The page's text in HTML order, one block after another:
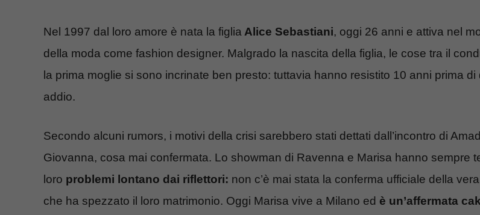
Nel 1997 dal loro amore è nata la figliaAlice Sebastiani, oggi 26 anni e attiva nel
della moda come fashion designer. Malgrado la nascita della figlia, le cose tra il
la prima moglie si sono incrinate ben presto: tuttavia hanno resistito 10 anni prima di
addio.
Secondo alcuni rumors, i motivi della crisi sarebbero stati dettati dall’incontro di
Giovanna, cosa mai confermata. Lo showman di Ravenna e Marisa hanno sempre
loro problemi lontano dai riflettori: non c’è mai stata la conferma ufficiale della
che ha spezzato il loro matrimonio. Oggi Marisa vive a Milano ed è un’affermata